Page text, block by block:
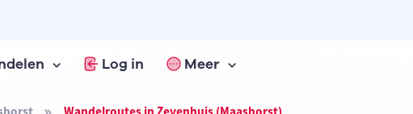
Log in Meer